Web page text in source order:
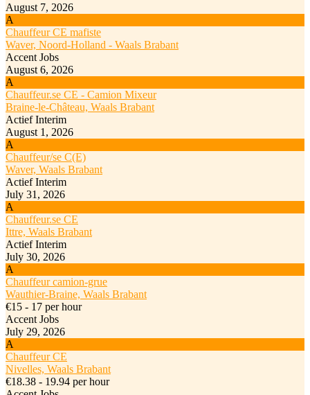
August 7, 2026
A
Chauffeur CE mafiste
Waver, Noord-Holland - Waals Brabant
Accent Jobs
August 6, 2026
A
Chauffeur.se CE - Camion Mixeur
Braine-le-Château, Waals Brabant
Actief Interim
August 1, 2026
A
Chauffeur/se C(E)
Waver, Waals Brabant
Actief Interim
July 31, 2026
A
Chauffeur.se CE
Ittre, Waals Brabant
Actief Interim
July 30, 2026
A
Chauffeur camion-grue
Wauthier-Braine, Waals Brabant
€15 - 17 per hour
Accent Jobs
July 29, 2026
A
Chauffeur CE
Nivelles, Waals Brabant
€18.38 - 19.94 per hour